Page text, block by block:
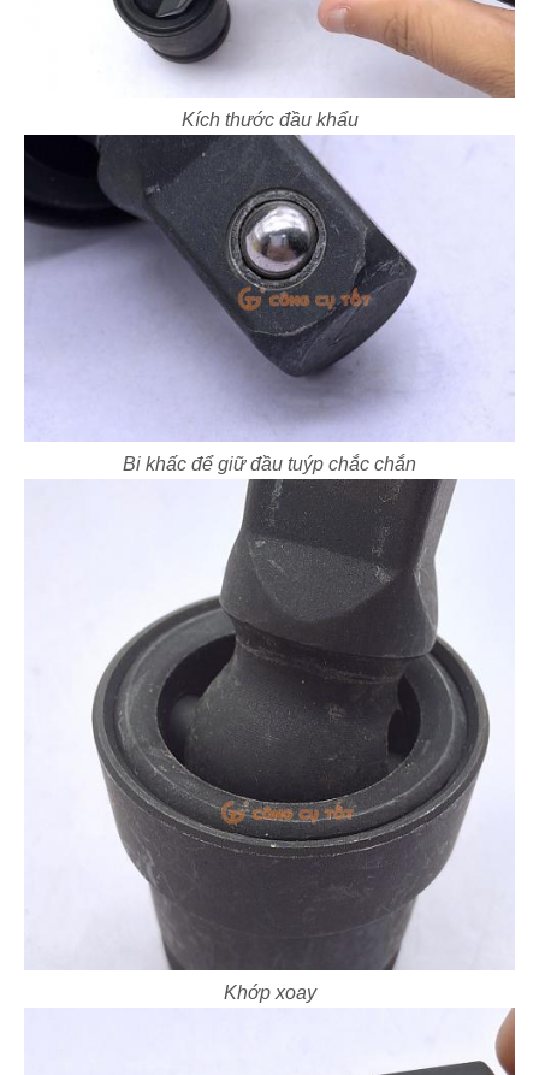
Kích thước đầu khẩu
Bi khấc để giữ đầu tuýp chắc chắn
Khớp xoay